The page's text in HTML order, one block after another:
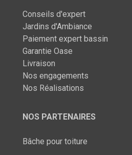
Conseils d'expert
Jardins d'Ambiance
Paiement expert bassin
Garantie Oase
Livraison
Nos engagements
Nos Réalisations
NOS PARTENAIRES
Bâche pour toiture